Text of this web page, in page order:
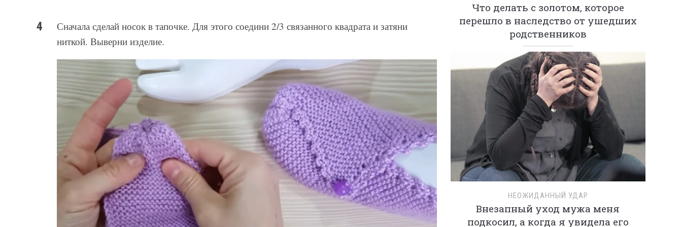
Сначала сделай носок в тапочке. Для этого соедини 2/3 связанного квадрата и затяни
ниткой. Выверни изделие.
Что делать с золотом, которое
перешло в наследство от ушедших
родственников
НЕОЖИДАННЫЙ УДАР
Внезапный уход мужа меня
подкосил, а когда я увидела его